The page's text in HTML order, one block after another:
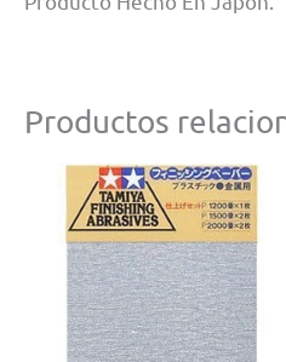
Productos